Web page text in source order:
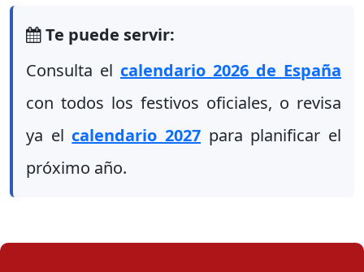
Te puede servir:
Consulta el calendario 2026 de España
con todos los festivos oficiales, o revisa
ya el calendario 2027 para planificar el
próximo año.